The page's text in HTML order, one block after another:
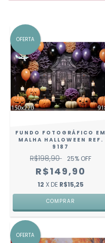
OFERTA
FUNDO FOTOGRÁFICO EM
MALHA HALLOWEEN REF.
9187
R$198,90 25% OFF
R$149,90
12 X DE R$15,25
COMPRAR
OFERTA